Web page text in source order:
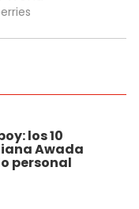
los 10
Awada
personal